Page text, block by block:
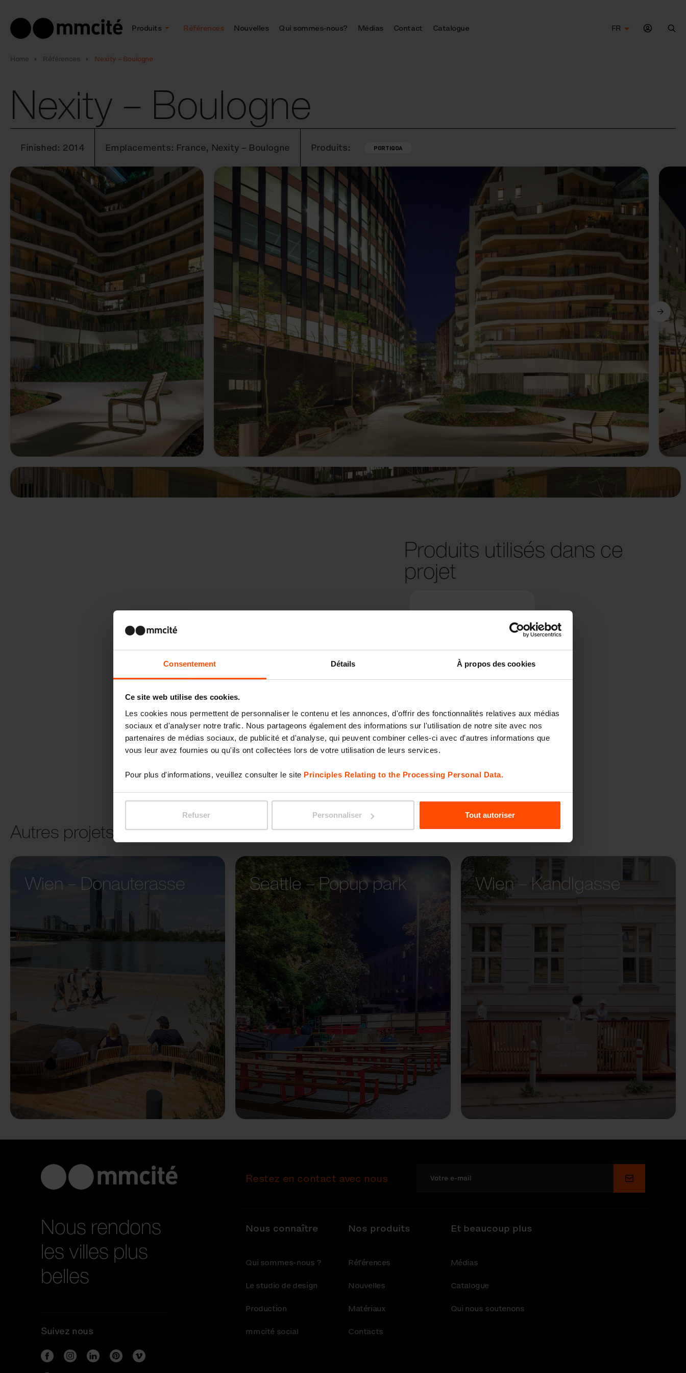
Consentement Détails À propos des cookies
Ce site web utilise des cookies.
Les cookies nous permettent de personnaliser le contenu et les annonces, d'offrir des fonctionnalités relatives aux médias
sociaux et d'analyser notre trafic. Nous partageons également des informations sur l'utilisation de notre site avec nos
partenaires de médias sociaux, de publicité et d'analyse, qui peuvent combiner celles-ci avec d'autres informations que
vous leur avez fournies ou qu'ils ont collectées lors de votre utilisation de leurs services.
Pour plus d'informations, veuillez consulter le site Principles Relating to the Processing Personal Data.
Refuser Personnaliser Tout autoriser
Produits Références Nouvelles Qui sommes-nous? Médias Contact Catalogue
FR
Home Références Nexity – Boulogne
Nexity – Boulogne
Finished: 2014 Emplacements: France, Nexity – Boulogne Produits: PORTIQOA
Précédent Suivant
Produits utilisés dans ce
projet
PORTIQOA
Autres projets
Wien – Donauterasse
Seattle – Popup park Wien – Kandlgasse
Nous rendons
les villes plus
belles
Suivez nous
Restez en contact avec nous Soumettre
Nous connaître
Qui sommes-nous ?
Le studio de design
Production
mmcité social
Nos produits
Références
Nouvelles
Matériaux
Contacts
Et beaucoup plus
Médias
Catalogue
Qui nous soutenons